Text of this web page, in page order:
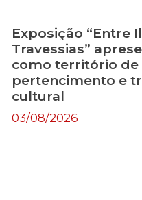
Exposição “Entre
Travessias”
como território de
pertencimento e
cultural
03/08/2026